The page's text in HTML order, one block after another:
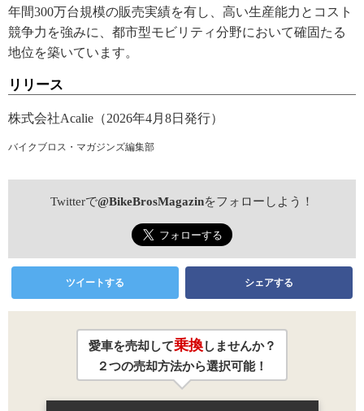
年間300万台規模の販売実績を有し、高い生産能力とコスト
競争力を強みに、都市型モビリティ分野において確固たる
地位を築いています。
リリース
株式会社Acalie（2026年4月8日発行）
バイクブロス・マガジンズ編集部
Twitterで@BikeBrosMagazinをフォローしよう！
ツイートする シェアする
愛車を売却して乗換しませんか？
２つの売却方法から選択可能！